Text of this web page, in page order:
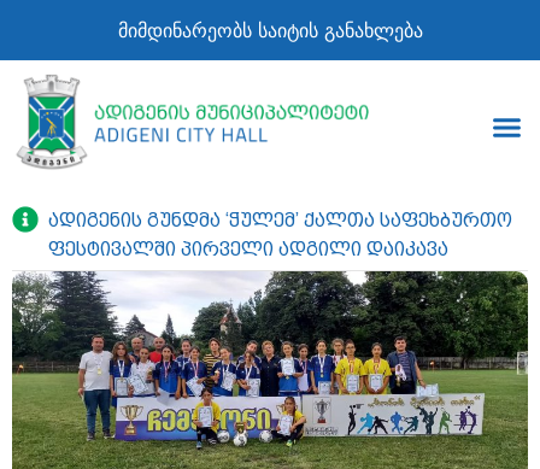
მიმდინარეობს საიტის განახლება
ადიგენის გუნდმა ‘ჭულემ’ ქალთა საფეხბურთო
ფესტივალში პირველი ადგილი დაიკავა